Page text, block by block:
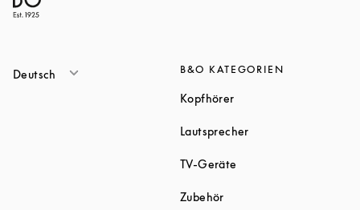
Deutsch B&O KATEGORIEN
KopfhörerLink Opens in New Tab
LautsprecherLink Opens in New
TV-Geräte
ZubehörLink Opens in New Tab